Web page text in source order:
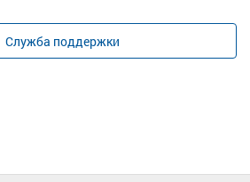
Служба поддержки